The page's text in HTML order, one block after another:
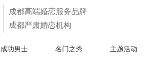
成都高端婚恋服务品牌
成都严肃婚恋机构
成功男士 名门之秀 主题活动